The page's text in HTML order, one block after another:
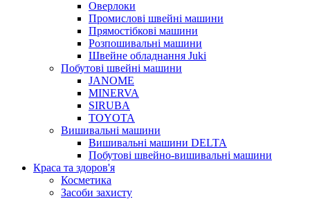
Оверлоки
Промислові швейні машини
Прямостібкові машини
Розпошивальні машини
Швейне обладнання Juki
Побутові швейні машини
JANOME
MINERVA
SIRUBA
TOYOTA
Вишивальні машини
Вишивальні машини DELTA
Побутові швейно-вишивальні машини
Краса та здоров'я
Косметика
Засоби захисту